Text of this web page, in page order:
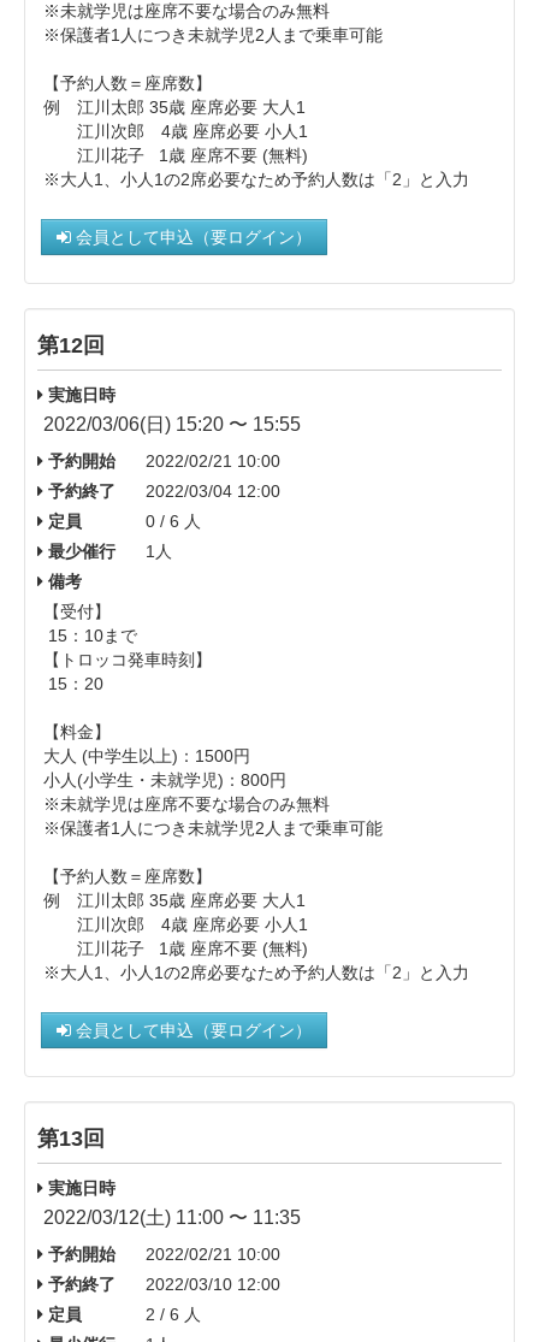
※未就学児は座席不要な場合のみ無料
※保護者1人につき未就学児2人まで乗車可能
【予約人数＝座席数】
例 江川太郎 35歳 座席必要 大人1
江川次郎 4歳 座席必要 小人1
江川花子 1歳 座席不要 (無料)
※大人1、小人1の2席必要なため予約人数は「2」と入力
会員として申込（要ログイン）
第12回
実施日時
2022/03/06(日) 15:20 〜 15:55
予約開始
2022/02/21 10:00
予約終了
2022/03/04 12:00
定員
0 / 6 人
最少催行
1人
備考
【受付】
15：10まで
【トロッコ発車時刻】
15：20
【料金】
大人 (中学生以上)： 1500円
小人(小学生・未就学児)：800円
※未就学児は座席不要な場合のみ無料
※保護者1人につき未就学児2人まで乗車可能
【予約人数＝座席数】
例 江川太郎 35歳 座席必要 大人1
江川次郎 4歳 座席必要 小人1
江川花子 1歳 座席不要 (無料)
※大人1、小人1の2席必要なため予約人数は「2」と入力
会員として申込（要ログイン）
第13回
実施日時
2022/03/12(土) 11:00 〜 11:35
予約開始
2022/02/21 10:00
予約終了
2022/03/10 12:00
定員
2 / 6 人